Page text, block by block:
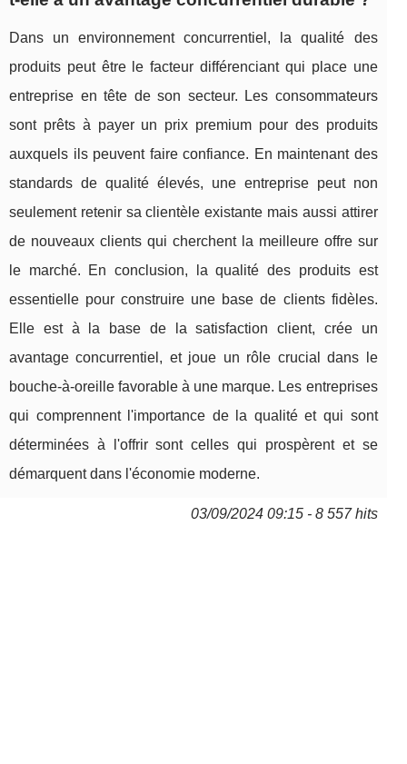
Dans un environnement concurrentiel, la qualité des
produits peut être le facteur différenciant qui place une
entreprise en tête de son secteur. Les consommateurs
sont prêts à payer un prix premium pour des produits
auxquels ils peuvent faire confiance. En maintenant des
standards de qualité élevés, une entreprise peut non
seulement retenir sa clientèle existante mais aussi attirer
de nouveaux clients qui cherchent la meilleure offre sur
le marché. En conclusion, la qualité des produits est
essentielle pour construire une base de clients fidèles.
Elle est à la base de la satisfaction client, crée un
avantage concurrentiel, et joue un rôle crucial dans le
bouche-à-oreille favorable à une marque. Les entreprises
qui comprennent l'importance de la qualité et qui sont
déterminées à l'offrir sont celles qui prospèrent et se
démarquent dans l'économie moderne.
03/09/2024 09:15 - 8 557 hits